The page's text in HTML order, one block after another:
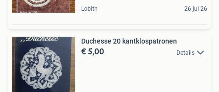
Lobith 26 jul 26
Duchesse 20 kantklospatronen
€ 5,00 Details